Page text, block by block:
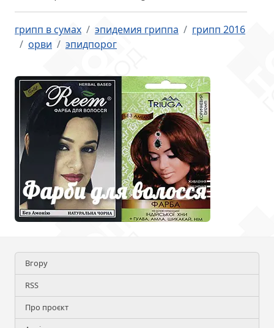
грипп в сумах эпидемия гриппа
грипп 2016
орви
эпидпорог
Вгору
RSS
Про проєкт